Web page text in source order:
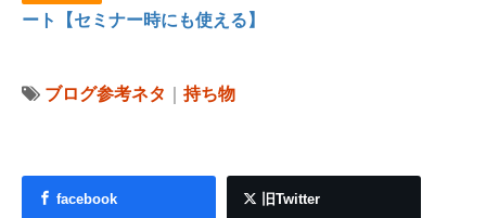
ート【セミナー時にも使える】
ブログ参考ネタ 持ち物
facebook 旧Twitter